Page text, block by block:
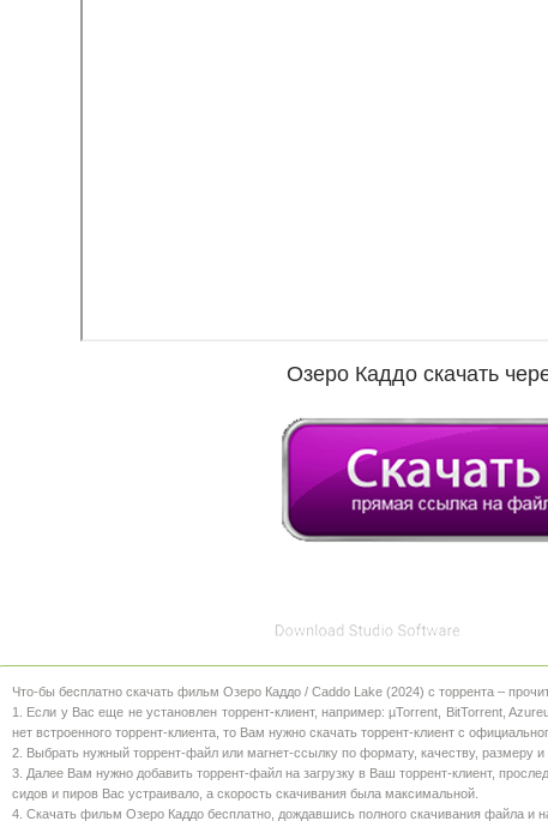
Озеро Каддо скачать
Что-бы бесплатно скачать фильм Озеро Каддо / Caddo Lake (2024) с торрента –
1. Если у Вас еще не установлен торрент-клиент, например: µTorrent, BitTorrent,
нет встроенного торрент-клиента, то Вам нужно скачать торрент-клиент с
2. Выбрать нужный торрент-файл или магнет-ссылку по формату, качеству, размеру и
3. Далее Вам нужно добавить торрент-файл на загрузку в Ваш торрент-клиент,
сидов и пиров Вас устраивало, а скорость скачивания была максимальной.
4. Скачать фильм Озеро Каддо бесплатно, дождавшись полного скачивания файла и